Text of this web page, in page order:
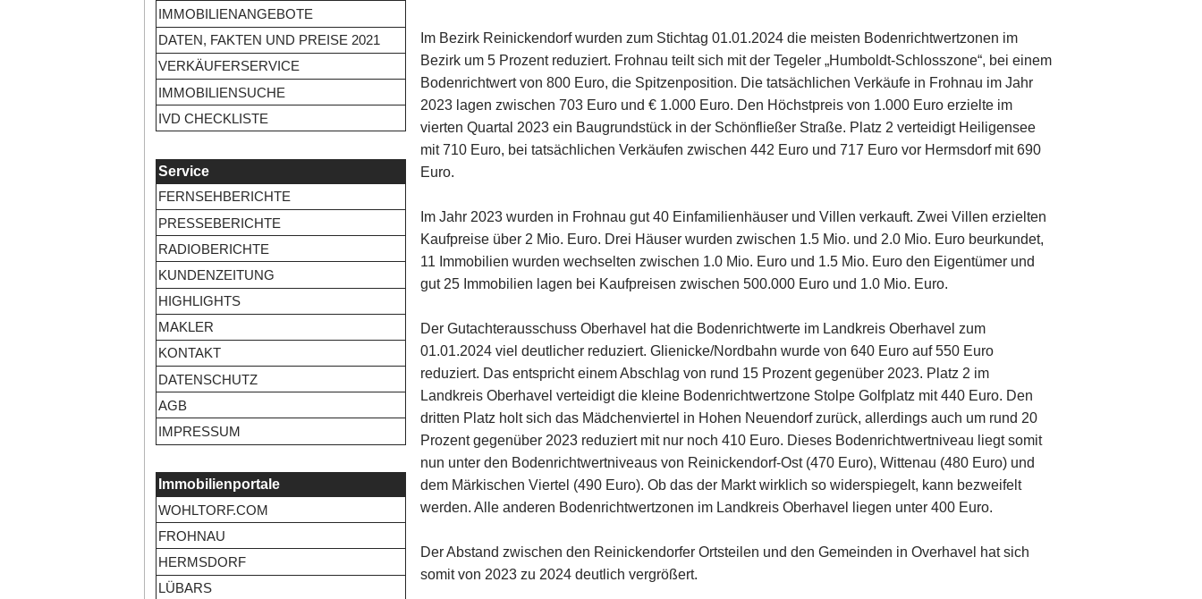
IMMOBILIENANGEBOTE
DATEN, FAKTEN UND PREISE 2021
VERKÄUFERSERVICE
IMMOBILIENSUCHE
IVD CHECKLISTE
Service
FERNSEHBERICHTE
PRESSEBERICHTE
RADIOBERICHTE
KUNDENZEITUNG
HIGHLIGHTS
MAKLER
KONTAKT
DATENSCHUTZ
AGB
IMPRESSUM
Immobilienportale
WOHLTORF.COM
FROHNAU
HERMSDORF
LÜBARS
Im Bezirk Reinickendorf wurden zum Stichtag 01.01.2024 die meisten Bodenrichtwertzonen im
Bezirk um 5 Prozent reduziert. Frohnau teilt sich mit der Tegeler „Humboldt-Schlosszone“, bei einem
Bodenrichtwert von 800 Euro, die Spitzenposition. Die tatsächlichen Verkäufe in Frohnau im Jahr
2023 lagen zwischen 703 Euro und € 1.000 Euro. Den Höchstpreis von 1.000 Euro erzielte im
vierten Quartal 2023 ein Baugrundstück in der Schönfließer Straße. Platz 2 verteidigt Heiligensee
mit 710 Euro, bei tatsächlichen Verkäufen zwischen 442 Euro und 717 Euro vor Hermsdorf mit 690
Euro.
Im Jahr 2023 wurden in Frohnau gut 40 Einfamilienhäuser und Villen verkauft. Zwei Villen erzielten
Kaufpreise über 2 Mio. Euro. Drei Häuser wurden zwischen 1.5 Mio. und 2.0 Mio. Euro beurkundet,
11 Immobilien wurden wechselten zwischen 1.0 Mio. Euro und 1.5 Mio. Euro den Eigentümer und
gut 25 Immobilien lagen bei Kaufpreisen zwischen 500.000 Euro und 1.0 Mio. Euro.
Der Gutachterausschuss Oberhavel hat die Bodenrichtwerte im Landkreis Oberhavel zum
01.01.2024 viel deutlicher reduziert. Glienicke/Nordbahn wurde von 640 Euro auf 550 Euro
reduziert. Das entspricht einem Abschlag von rund 15 Prozent gegenüber 2023. Platz 2 im
Landkreis Oberhavel verteidigt die kleine Bodenrichtwertzone Stolpe Golfplatz mit 440 Euro. Den
dritten Platz holt sich das Mädchenviertel in Hohen Neuendorf zurück, allerdings auch um rund 20
Prozent gegenüber 2023 reduziert mit nur noch 410 Euro. Dieses Bodenrichtwertniveau liegt somit
nun unter den Bodenrichtwertniveaus von Reinickendorf-Ost (470 Euro), Wittenau (480 Euro) und
dem Märkischen Viertel (490 Euro). Ob das der Markt wirklich so widerspiegelt, kann bezweifelt
werden. Alle anderen Bodenrichtwertzonen im Landkreis Oberhavel liegen unter 400 Euro.
Der Abstand zwischen den Reinickendorfer Ortsteilen und den Gemeinden in Overhavel hat sich
somit von 2023 zu 2024 deutlich vergrößert.